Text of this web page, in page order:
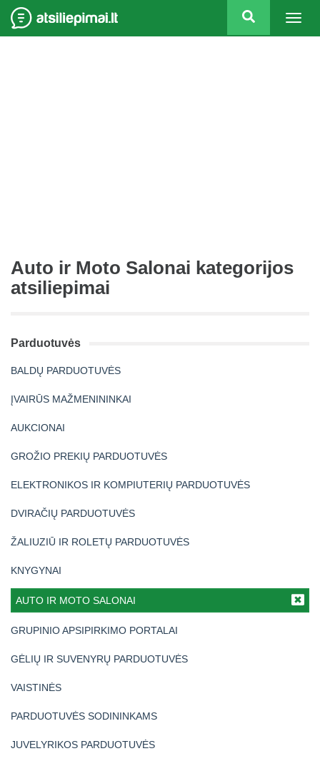
Auto ir Moto Salonai kategorijos
atsiliepimai
Parduotuvės
BALDŲ PARDUOTUVĖS
ĮVAIRŪS MAŽMENININKAI
AUKCIONAI
GROŽIO PREKIŲ PARDUOTUVĖS
ELEKTRONIKOS IR KOMPIUTERIŲ PARDUOTUVĖS
DVIRAČIŲ PARDUOTUVĖS
ŽALIUZIŪ IR ROLETŲ PARDUOTUVĖS
KNYGYNAI
AUTO IR MOTO SALONAI
GRUPINIO APSIPIRKIMO PORTALAI
GĖLIŲ IR SUVENYRŲ PARDUOTUVĖS
VAISTINĖS
PARDUOTUVĖS SODININKAMS
JUVELYRIKOS PARDUOTUVĖS